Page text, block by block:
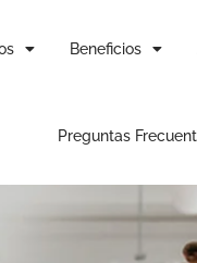
Beneficios
Preguntas